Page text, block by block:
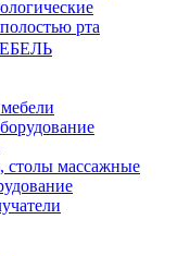
рта
столы массажные